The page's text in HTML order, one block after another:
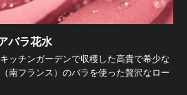
バラ花水
ッチンガーデンで収穫した高貴で希少な
南フランス）のバラを使った贅沢なロー